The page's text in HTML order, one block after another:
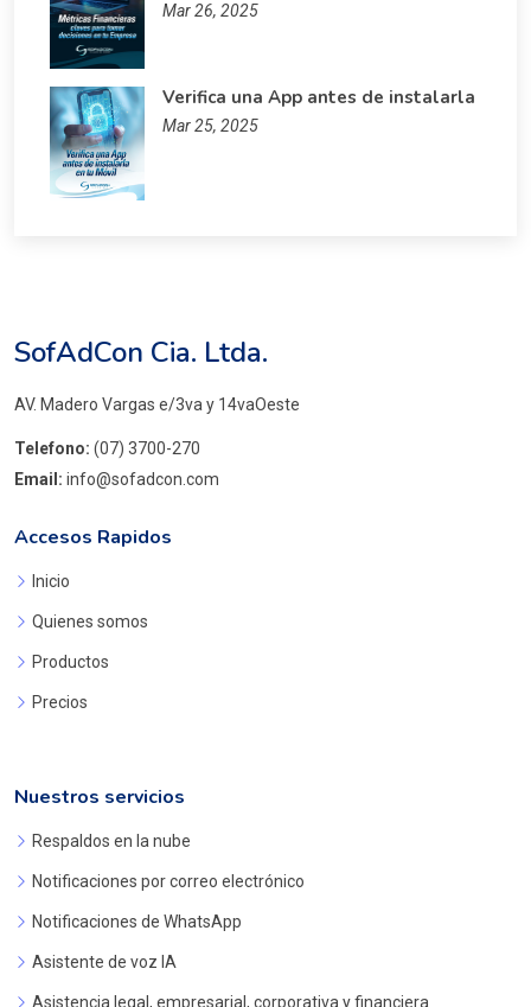
Mar 26, 2025
Verifica una App antes de instalarla
Mar 25, 2025
SofAdCon Cia. Ltda.
AV. Madero Vargas e/3va y 14vaOeste
Telefono: (07) 3700-270
Email: info@sofadcon.com
Accesos Rapidos
Inicio
Quienes somos
Productos
Precios
Nuestros servicios
Respaldos en la nube
Notificaciones por correo electrónico
Notificaciones de WhatsApp
Asistente de voz IA
Asistencia legal, empresarial, corporativa y financiera